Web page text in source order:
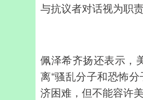
与抗议者对话视为职
佩泽希齐扬还表示，
离“骚乱分子和恐怖
济困难，但不能容许